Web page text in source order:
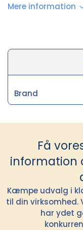
Mere information
Brand
Få
information
Kæmpe udvalg i
til din virksomhed.
har ydet